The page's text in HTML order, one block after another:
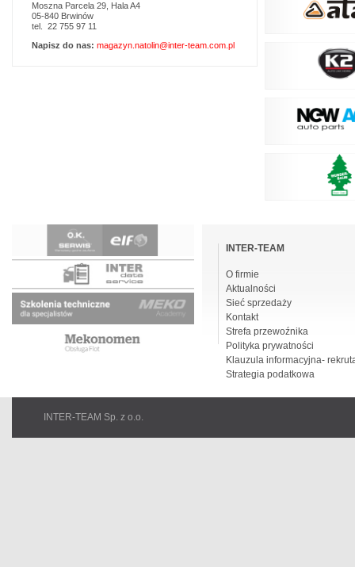
Moszna Parcela 29, Hala A4
05-840 Brwinów
tel. 22 755 97 11
Napisz do nas: magazyn.natolin@inter-team.com.pl
nawigacjeINTER-TEAM
O firmie
Aktualności
Sieć sprzedaży
Kontakt
Strefa przewoźnika
Polityka prywatności
Klauzula informacyjna-
Strategia podatkowa
INTER-TEAM Sp. z o.o.